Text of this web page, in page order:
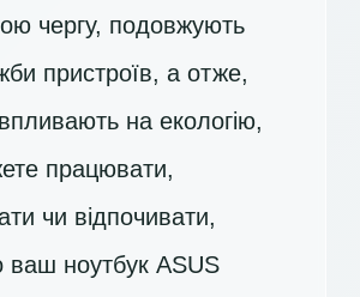
чергу, подовжують
пристроїв, а отже,
на екологію,
працювати,
чи відпочивати,
ноутбук ASUS